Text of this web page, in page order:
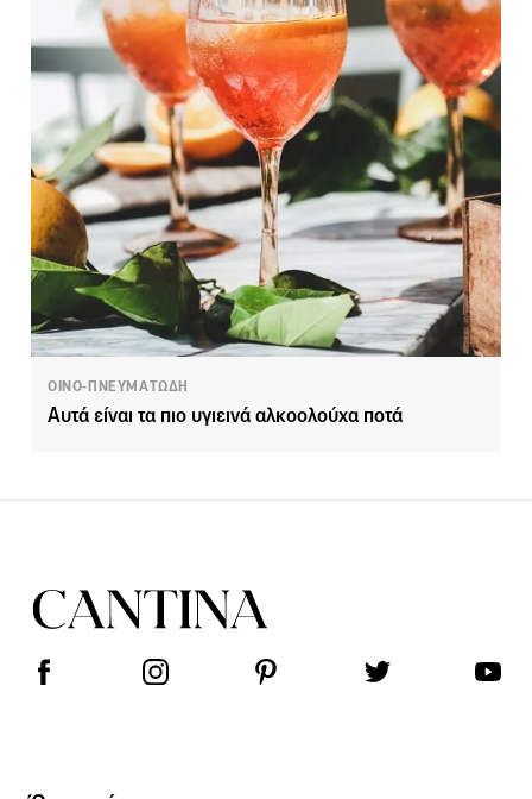
ΟΙΝΟ-ΠΝΕΥΜΑΤΩΔΗ
Αυτά είναι τα πιο υγιεινά αλκοολούχα ποτά